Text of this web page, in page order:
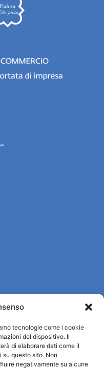
tecnologie come i cookie
del dispositivo. Il
di elaborare dati come il
questo sito. Non
negativamente su alcune